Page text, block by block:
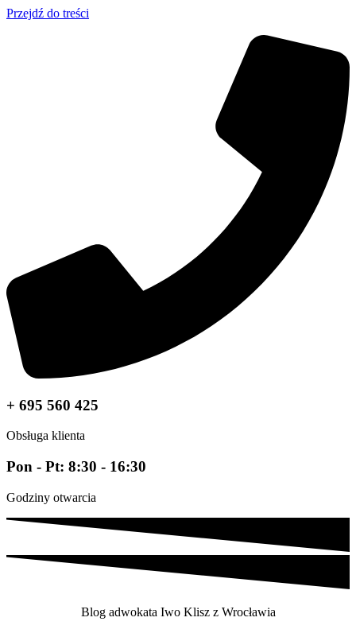
Przejdź do treści
+ 695 560 425
Obsługa klienta
Pon - Pt: 8:30 - 16:30
Godziny otwarcia
Blog adwokata Iwo Klisz z Wrocławia